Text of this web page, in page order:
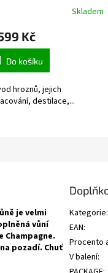
Skladem
Kč
Do košíku
hroznů, jejich
destilace,...
je velmi
vůní
pozadí. Chuť
Kategorie:
EAN:
Procento
V balení: